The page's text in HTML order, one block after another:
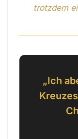
trotzdem
„Ich